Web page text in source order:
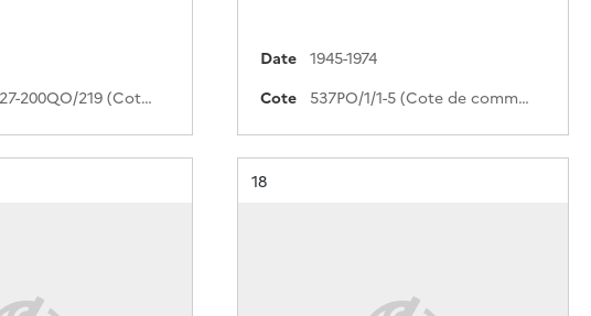
200QO/127-200QO/219 (Cote de commande)
Date
1945-1974
Cote
537PO/1/1-5 (Cote de commande)
Résultat n°
18